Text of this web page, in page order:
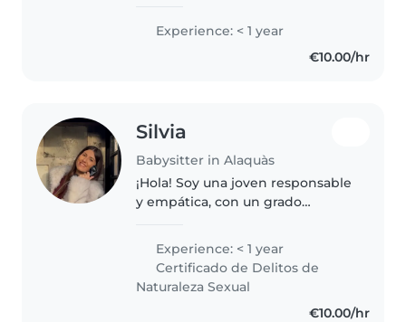
bondadosa. Aunque no cuento
con experiencia laboral formal
en el cuidado de niños, me he
Experience: < 1 year
€10.00/hr
Silvia
Babysitter in Alaquàs
¡Hola! Soy una joven responsable
y empática, con un grado
Me encanta trabajar con niños,
especialmente en edades de
bebés, niños pequeños y
preescolares...
Experience: < 1 year
Certificado de Delitos de
Naturaleza Sexual
€10.00/hr